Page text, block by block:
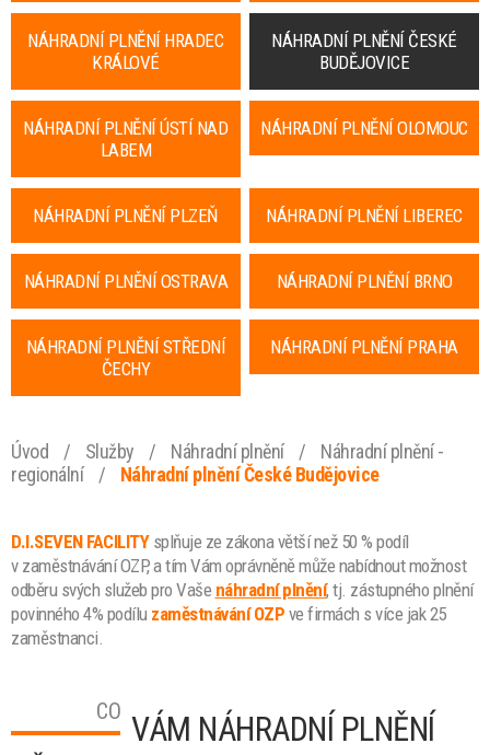
NÁHRADNÍ PLNĚNÍ HRADEC
KRÁLOVÉ
NÁHRADNÍ PLNĚNÍ ČESKÉ
BUDĚJOVICE
NÁHRADNÍ PLNĚNÍ ÚSTÍ NAD
LABEM
NÁHRADNÍ PLNĚNÍ OLOMOUC
NÁHRADNÍ PLNĚNÍ PLZEŇ NÁHRADNÍ PLNĚNÍ LIBEREC
NÁHRADNÍ PLNĚNÍ OSTRAVA NÁHRADNÍ PLNĚNÍ BRNO
NÁHRADNÍ PLNĚNÍ STŘEDNÍ
ČECHY
NÁHRADNÍ PLNĚNÍ PRAHA
Úvod / Služby / Náhradní plnění /
Náhradní plnění -
regionální
/ Náhradní plnění České Budějovice
D.I.SEVEN FACILITYsplňuje ze zákona větší než 50 % podíl
v zaměstnávání OZP, a tím Vám oprávněně může nabídnout možnost
odběru svých služeb pro Vaše náhradní plnění, tj. zástupného plnění
povinného 4% podílu zaměstnávání OZP ve firmách s více jak 25
zaměstnanci.
CO VÁM NÁHRADNÍ PLNĚNÍ